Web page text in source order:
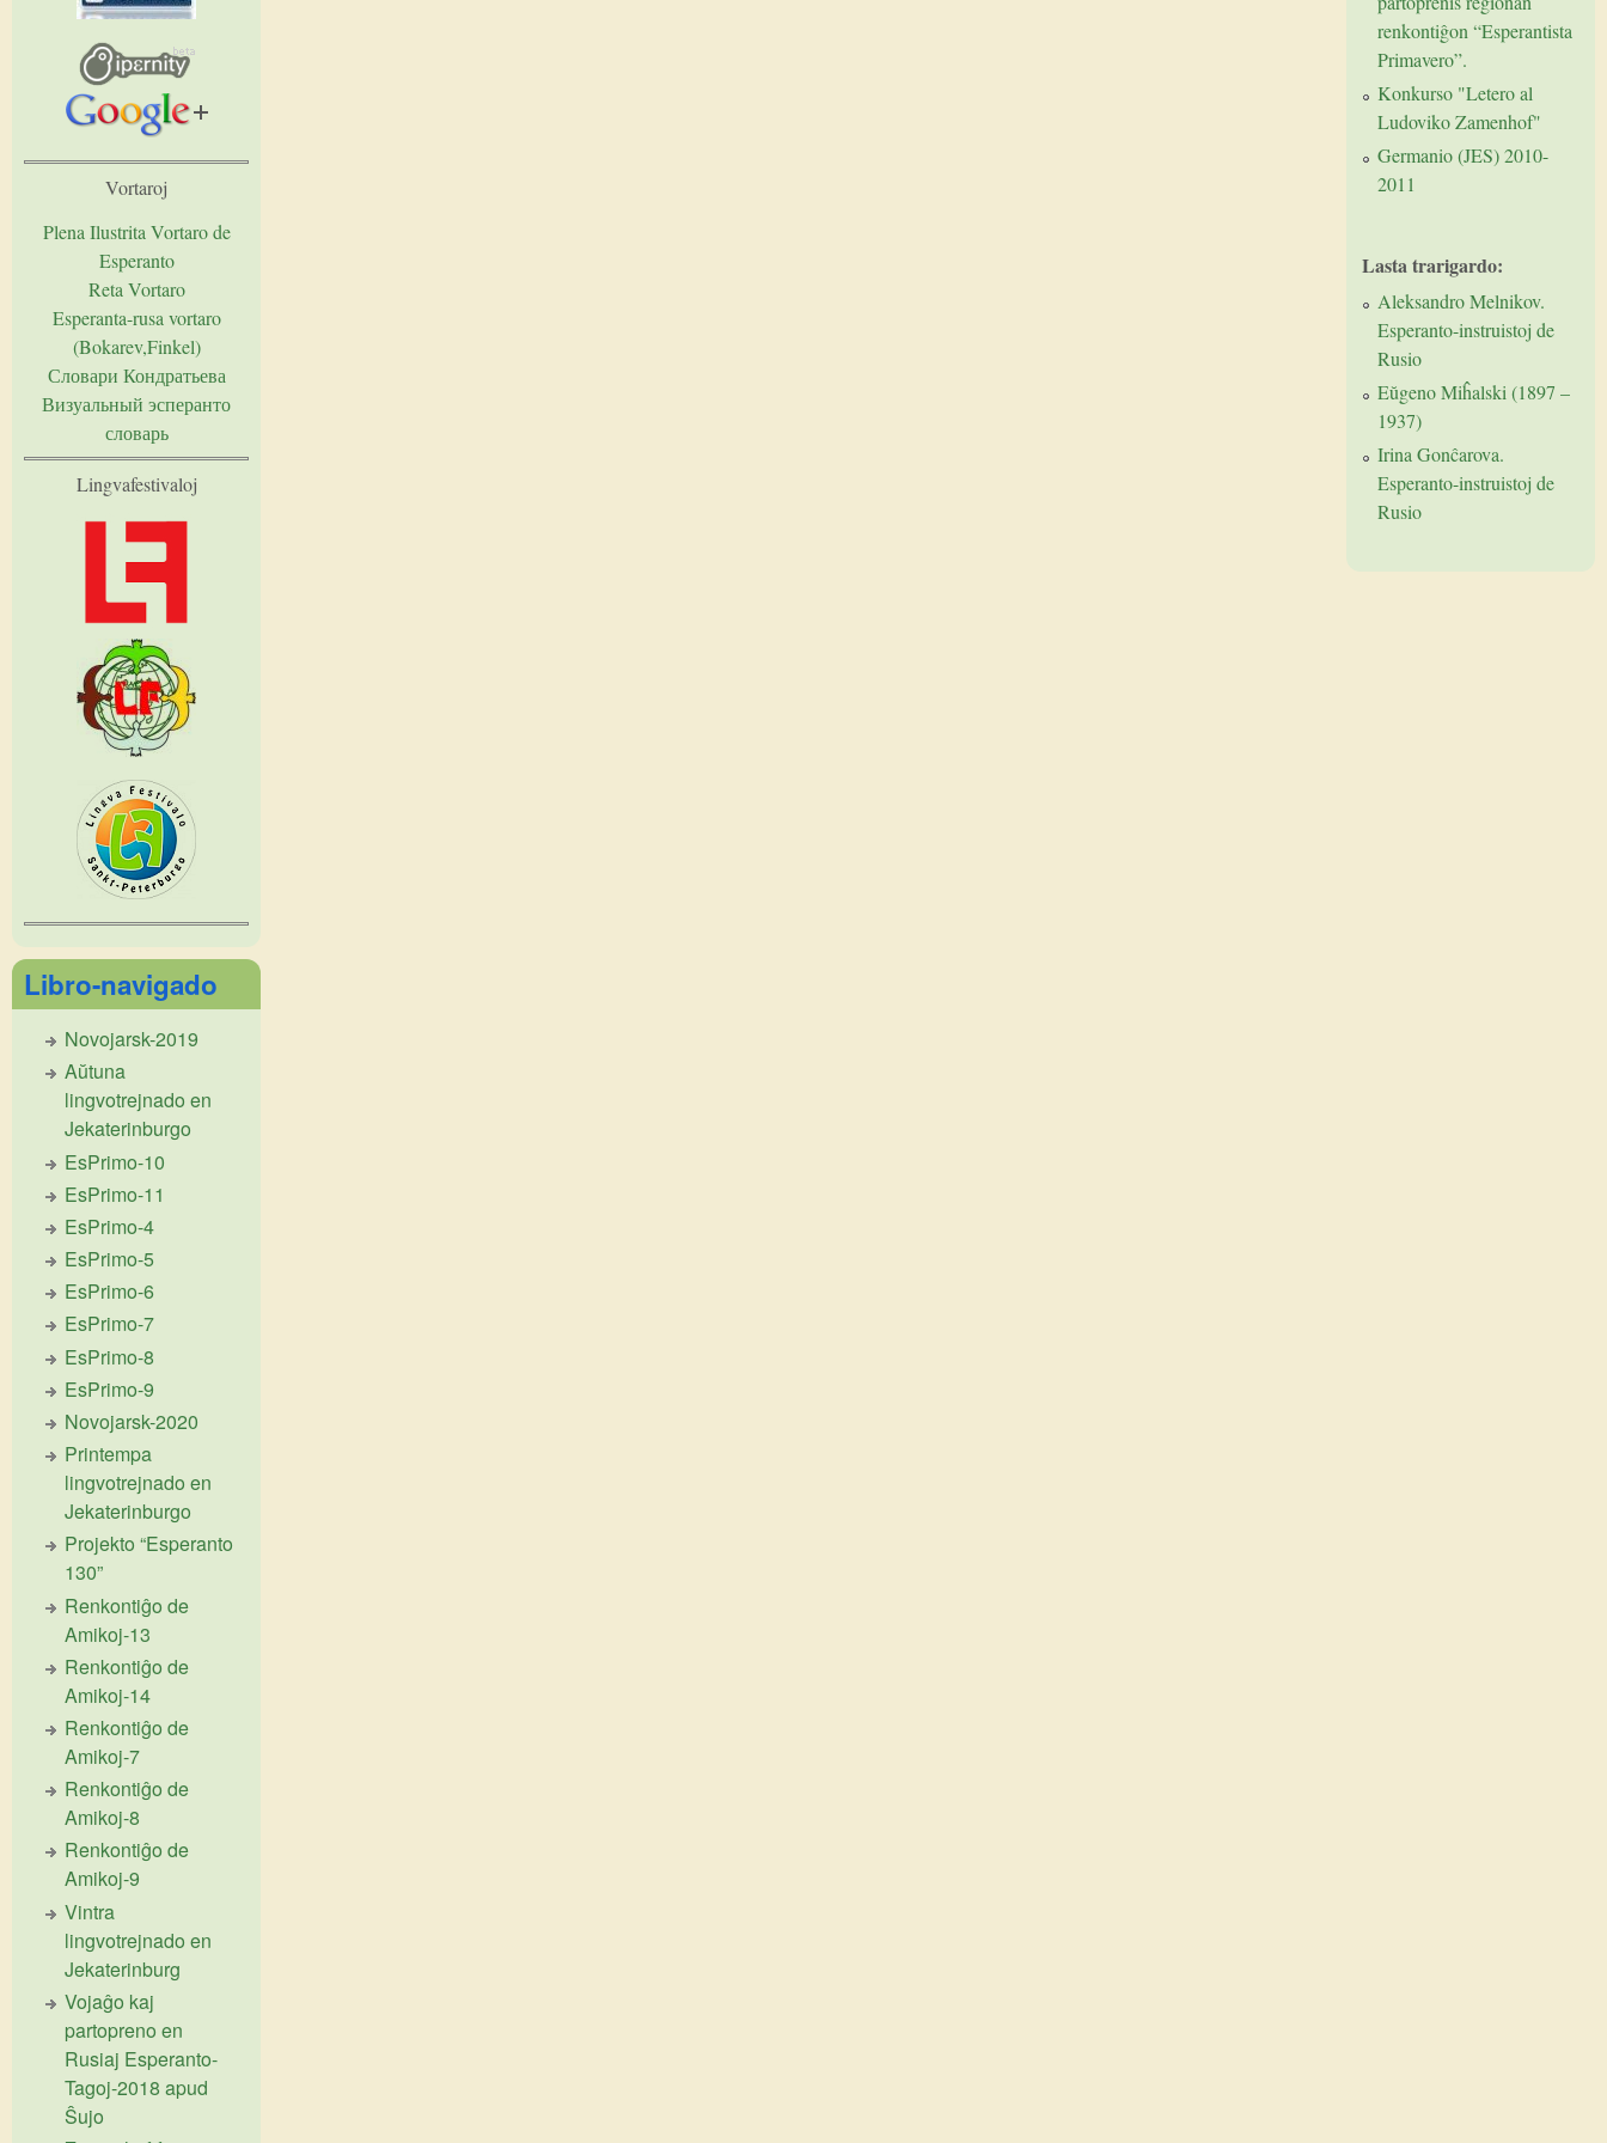
Vortaroj
Plena Ilustrita Vortaro de
Esperanto
Reta Vortaro
Esperanta-rusa vortaro
(Bokarev,Finkel)
Словари Кондратьева
Визуальный эсперанто
словарь
Lingvafestivaloj
Libro-navigado
Novojarsk-2019
Aŭtuna
lingvotrejnado en
Jekaterinburgo
EsPrimo-10
EsPrimo-11
EsPrimo-4
EsPrimo-5
EsPrimo-6
EsPrimo-7
EsPrimo-8
EsPrimo-9
Novojarsk-2020
Printempa
lingvotrejnado en
Jekaterinburgo
Projekto “Esperanto
130”
Renkontiĝo de
Amikoj-13
Renkontiĝo de
Amikoj-14
Renkontiĝo de
Amikoj-7
Renkontiĝo de
Amikoj-8
Renkontiĝo de
Amikoj-9
Vintra
lingvotrejnado en
Jekaterinburg
Vojaĝo kaj
partopreno en
Rusiaj Esperanto-
Tagoj-2018 apud
Ŝujo
renkontiĝon “Esperantista
Primavero”.
Konkurso "Letero al
Ludoviko Zamenhof"
Germanio (JES) 2010-
2011
Lasta trarigardo:
Aleksandro Melnikov.
Esperanto-instruistoj de
Rusio
Eŭgeno Miĥalski (1897 –
1937)
Irina Gonĉarova.
Esperanto-instruistoj de
Rusio